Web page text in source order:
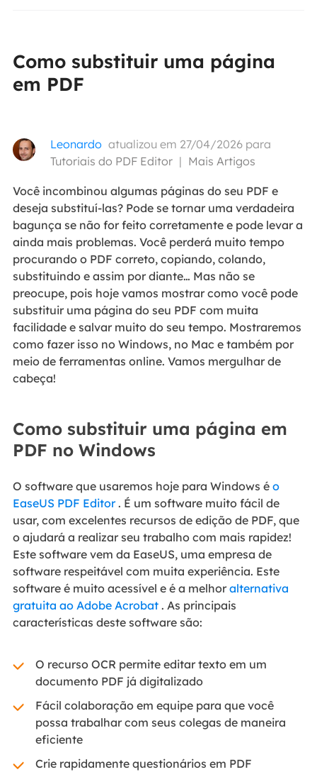
Como substituir uma página
em PDF
Leonardo atualizou em 27/04/2026 para
Tutoriais do PDF Editor | Mais Artigos
Você incombinou algumas páginas do seu PDF e
deseja substituí-las? Pode se tornar uma verdadeira
bagunça se não for feito corretamente e pode levar a
ainda mais problemas. Você perderá muito tempo
procurando o PDF correto, copiando, colando,
substituindo e assim por diante… Mas não se
preocupe, pois hoje vamos mostrar como você pode
substituir uma página do seu PDF com muita
facilidade e salvar muito do seu tempo. Mostraremos
como fazer isso no Windows, no Mac e também por
meio de ferramentas online. Vamos mergulhar de
cabeça!
Como substituir uma página em
PDF no Windows
O software que usaremos hoje para Windows é o
EaseUS PDF Editor. É um software muito fácil de
usar, com excelentes recursos de edição de PDF, que
o ajudará a realizar seu trabalho com mais rapidez!
Este software vem da EaseUS, uma empresa de
software respeitável com muita experiência. Este
software é muito acessível e é a melhor alternativa
gratuita ao Adobe Acrobat. As principais
características deste software são:
O recurso OCR permite editar texto em um
documento PDF já digitalizado
Fácil colaboração em equipe para que você
possa trabalhar com seus colegas de maneira
eficiente
Crie rapidamente questionários em PDF